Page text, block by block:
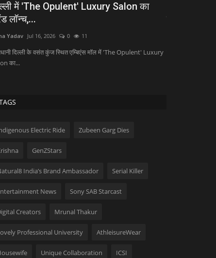
में ओडिशा ने मारी विकास की ऐसी छलांग,
और रोजगार...
Yadav Jun 19, 2026 0 8
चरण माझी सरकार के दो वर्षों में ओडिशा ने महिला सशक्तिकरण, कृषि,
और बुनियादी...
Electric Ride Zubeen Garg Dies
GenZStars
India’s Brand Ambassador Serial Killer
News Sony SAB Starcast
Creators Mrunal Thakur
Professional University AthleisureWear
Unique Collaboration ICSI